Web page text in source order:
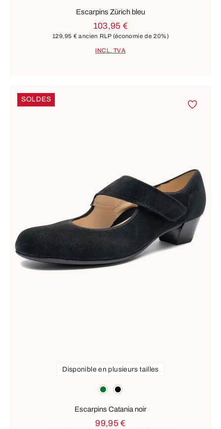
Escarpins Zürich bleu
103,95 €
129,95 € ancien RLP (économie de 20%)
INCL. TVA
SOLDES
vert noir
Disponible en plusieurs tailles
Escarpins Catania noir
99,95 €